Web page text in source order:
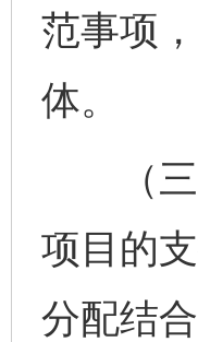
范事项
体。
（三
项目的
分配结